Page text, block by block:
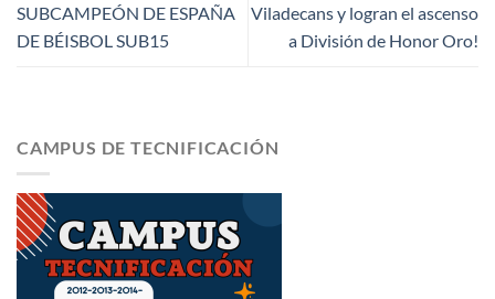
SUBCAMPEÓN DE ESPAÑA
DE BÉISBOL SUB15
Viladecans y logran el ascenso
a División de Honor Oro!
CAMPUS DE TECNIFICACIÓN